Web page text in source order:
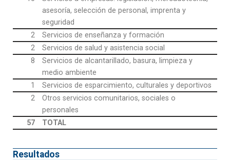
asesoría, selección de personal, imprenta y
seguridad
2
Servicios de enseñanza y formación
2
Servicios de salud y asistencia social
8
Servicios de alcantarillado, basura, limpieza y
medio ambiente
1
Servicios de esparcimiento, culturales y deportivos
2
Otros servicios comunitarios, sociales o
personales
57
TOTAL
Resultados